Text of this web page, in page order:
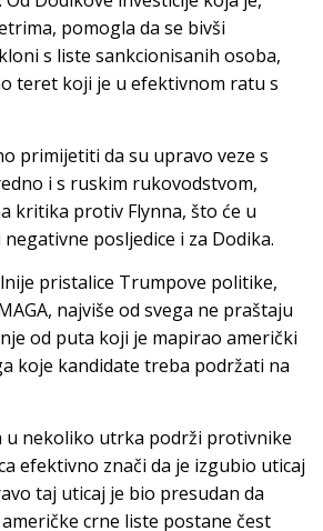
pomogla da se bivši
s liste sankcionisanih osoba,
teret koji je u efektivnom ratu s
primijetiti da su upravo veze s
i s ruskim rukovodstvom,
kritika protiv Flynna, što će u
posljedice i za Dodika.
pristalice Trumpove politike,
najviše od svega ne praštaju
od puta koji je mapirao američki
koje kandidate treba podržati na
u nekoliko utrka podrži protivnike
efektivno znači da je izgubio uticaj
taj uticaj je bio presudan da
crne liste postane čest